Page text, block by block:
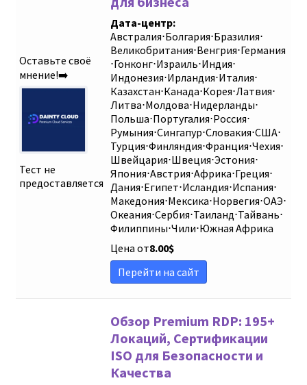
Оставьте своё
мнение!➡️
Тест не
предоставляется
Дата-центр:
Австралия⋅Болгария⋅Бразилия⋅
Великобритания⋅Венгрия⋅Германия
⋅Гонконг⋅Израиль⋅Индия⋅
Индонезия⋅Ирландия⋅Италия⋅
Казахстан⋅Канада⋅Корея⋅Латвия⋅
Литва⋅Молдова⋅Нидерланды⋅
Польша⋅Португалия⋅Россия⋅
Румыния⋅Сингапур⋅Словакия⋅США⋅
Турция⋅Финляндия⋅Франция⋅Чехия⋅
Швейцария⋅Швеция⋅Эстония⋅
Япония⋅Австрия⋅Африка⋅Греция⋅
Дания⋅Египет⋅Исландия⋅Испания⋅
Македония⋅Мексика⋅Норвегия⋅ОАЭ⋅
Океания⋅Сербия⋅Таиланд⋅Тайвань⋅
Филиппины⋅Чили⋅Южная Африка
Цена от8.00$
Перейти на сайт
Обзор Premium RDP: 195+
Локаций, Сертификации
ISO для Безопасности и
Качества